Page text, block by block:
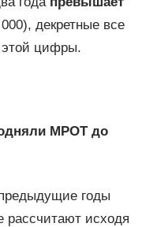
декретные все
этой цифры.
МРОТ до
годы
исходя